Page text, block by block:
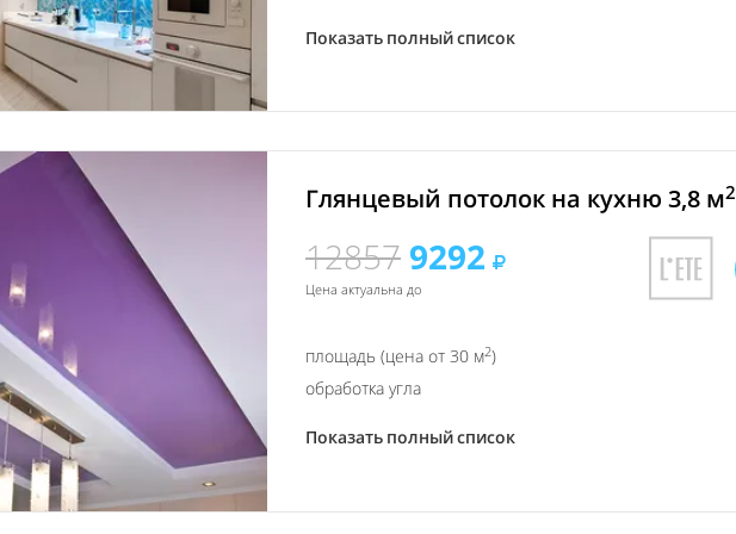
Показать полный список
Глянцевый потолок на кухню 3,8 м2
12857 9292
Цена актуальна до
площадь (цена от 30 м2)
обработка угла
Показать полный список